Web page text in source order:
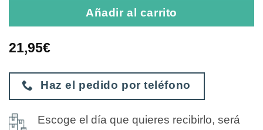
Añadir al carrito
21,95€
Haz el pedido por teléfono
Escoge el día que quieres recibirlo, será